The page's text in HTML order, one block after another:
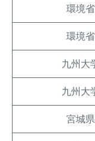
環境省
環境省
九州大
九州大
宮城県